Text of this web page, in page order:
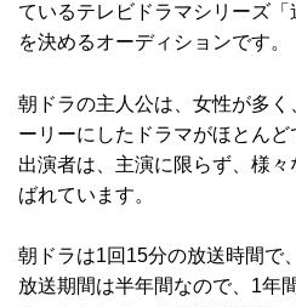
ているテレビドラマシリーズ
を決めるオーディションです。
朝ドラの主人公は、女性が多く
ーリーにしたドラマがほとんど
出演者は、主演に限らず、様
ばれています。
朝ドラは1回15分の放送時間で
放送期間は半年間なので、1年